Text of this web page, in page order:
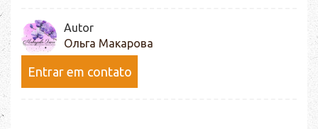
Autor
Ольга Макарова
Entrar em contato